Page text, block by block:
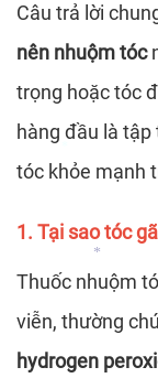
*
Câu trả lời
nên nhuộm tóc
trọng hoặc tóc
hàng đầu là tập
tóc khỏe mạnh
1. Tại sao tóc
Thuốc nhuộm
viễn, thường
hydrogen